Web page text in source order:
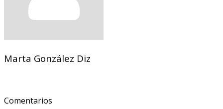
Marta González Diz
Comentarios